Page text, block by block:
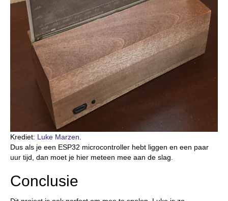
Krediet: Luke Marzen.
Dus als je een ESP32 microcontroller hebt liggen en een paar
uur tijd, dan moet je hier meteen mee aan de slag.
Conclusie